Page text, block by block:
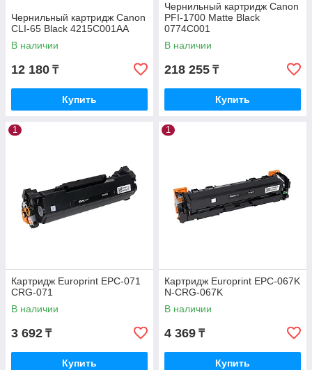
Чернильный картридж Canon
CLI-65 Black 4215C001AA
В наличии
12 180 ₸
Купить
Чернильный картридж Canon
PFI-1700 Matte Black
0774C001
В наличии
218 255 ₸
Купить
1
Картридж Europrint EPC-071
CRG-071
В наличии
3 692 ₸
Купить
1
Картридж Europrint EPC-067K
N-CRG-067K
В наличии
4 369 ₸
Купить